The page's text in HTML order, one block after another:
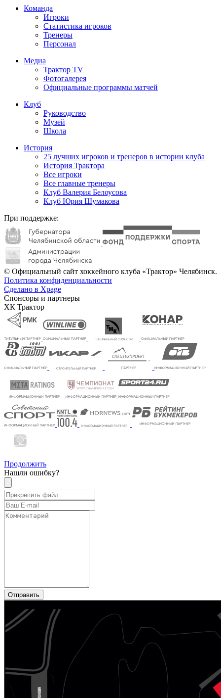
Команда
Игроки
Статистика игроков
Тренеры
Персонал
Медиа
Трактор TV
Фотогалерея
Официальные программы матчей
Клуб
Руководство
Музей
Школа
История
25 лучших игроков и тренеров в истории клуба
История Трактора
Все игроки
Все главные тренеры
Клуб Валерия Белоусова
Клуб Юрия Шумакова
При поддержке:
© Официальный сайт хоккейного клуба «Трактор» Челябинск.
Политика конфиденциальности
Сделано в Xpage
Спонсоры и партнеры
ХК Трактор
Продолжить
Нашли ошибку?